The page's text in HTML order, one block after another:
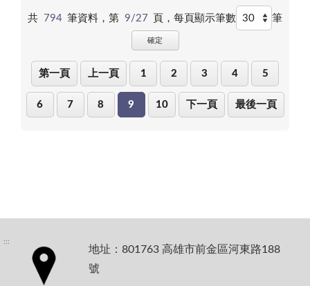
共 794 筆資料，第 9/27 頁，每頁顯示筆數 筆
確定
第一頁 上一頁 1 2 3 4 5
6 7 8 9 10 下一頁 最後一頁
:::
地址：801763 高雄市前金區河東路188
號